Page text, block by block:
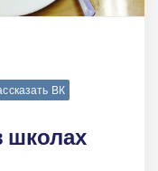
ВК
школах